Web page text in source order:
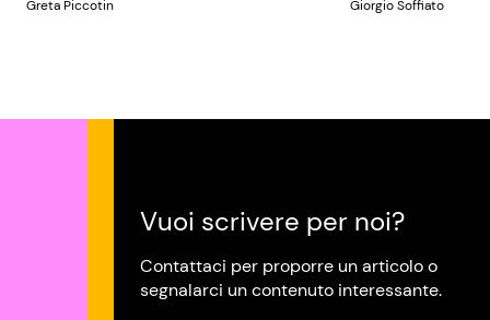
Greta Piccotin Giorgio Soffiato
Vuoi scrivere per noi?
Contattaci per proporre un articolo o
segnalarci un contenuto interessante.